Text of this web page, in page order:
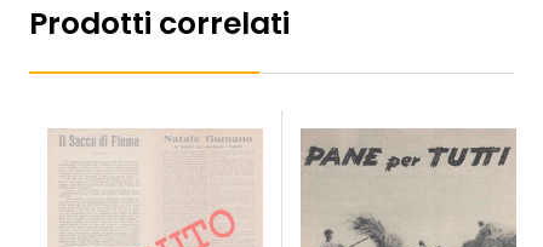
Prodotti correlati